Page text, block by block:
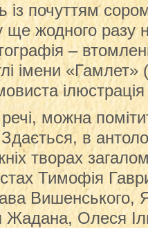
із почуттям
ще жодного разу
–
імени
можна
в
творах
Тимофія
Вишенського,
Жадана, Олеся